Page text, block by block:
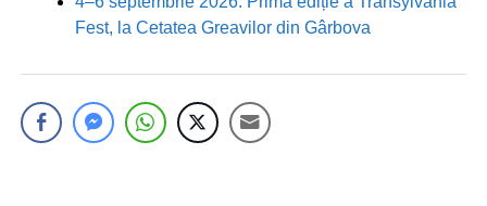
Fest, la Cetatea Greavilor din Gârbova